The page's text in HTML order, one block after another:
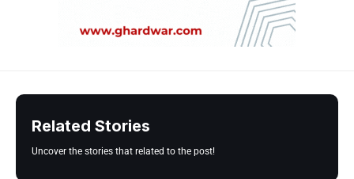
Related Stories
Uncover the stories that related to the post!